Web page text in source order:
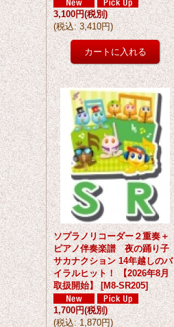
3,100円(税別)
(税込: 3,410円)
ソプラノリコーダー２重奏＋
ピアノ伴奏楽譜 夜の踊り子
サカナクション 14年越しのバ
イラルヒット！ 【2026年8月
取扱開始】 [M8-SR205]
1,700円(税別)
(税込: 1,870円)